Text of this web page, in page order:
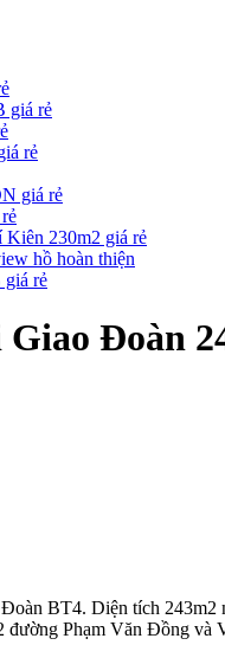
giá rẻ
rẻ
giá rẻ
Kiên 230m2 giá rẻ
hồ hoàn thiện
rẻ
Đoàn
BT4. Diện tích
Phạm Văn Đồng